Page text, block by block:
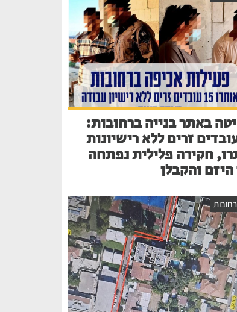
באתר בנייה ברחובות:
עובדים זרים ללא רישיונות
חקירה פלילית נפתחה
היזם והקבלן